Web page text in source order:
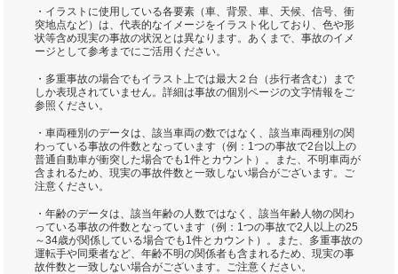
・イラストに使用している各要素（車、背景、車、天候、信号、衝
突地点など）は、代表的なイメージをイラスト化しており、色や形
状等含め現実の事故の状況とは異なります。あくまで、事故のイメ
ージとして参考までにご活用ください。
・多重事故の場合でもイラスト上では最大２台（歩行者含む）まで
しか表現されていません。詳細は事故の個別ページの文字情報をご
参照ください。
・車両種別のデータは、該当車両の数ではなく、該当車両種別の関
わっている事故の件数となっています（例：1つの事故で2台以上の
普通自動車が衝突した場合でも1件とカウント）。また、不明車両が
含まれるため、現実の事故件数と一致しない場合がございます。ご
注意ください。
・年齢のデータは、該当年齢の人数ではなく、該当年齢人物の関わ
っている事故の件数となっています（例：1つの事故で2人以上の25
～34歳が関係している場合でも1件とカウント）。また、多重事故の
運転手や同乗者など、年齢不明の関係者も含まれるため、現実の事
故件数と一致しない場合がございます。ご注意ください。